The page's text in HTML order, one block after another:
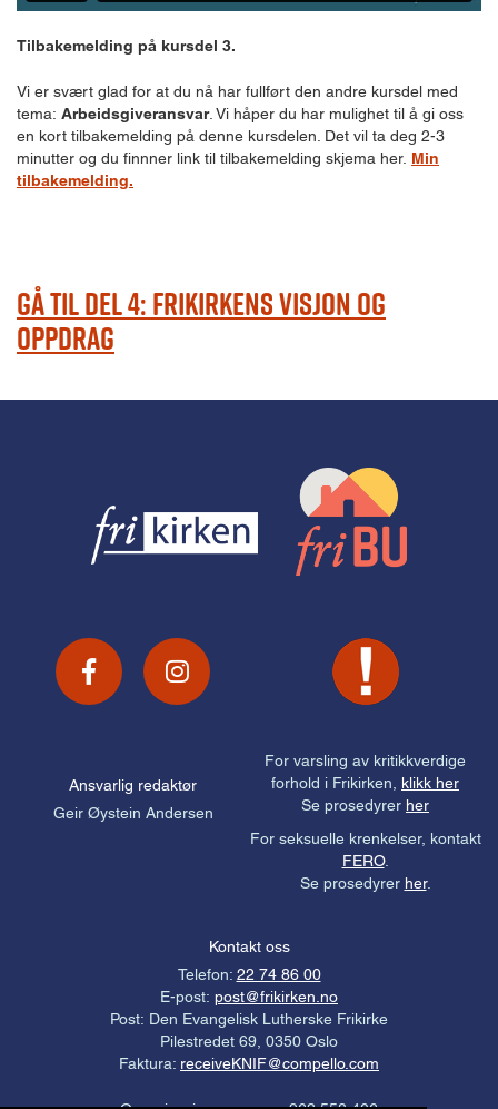
Tilbakemelding på kursdel 3.
Vi er svært glad for at du nå har fullført den andre kursdel med
tema: Arbeidsgiveransvar. Vi håper du har mulighet til å gi oss
en kort tilbakemelding på denne kursdelen. Det vil ta deg 2-3
minutter og du finnner link til tilbakemelding skjema her. Min
tilbakemelding.
Gå til Del 4: Frikirkens visjon og
oppdrag
Kontakt oss
Telefon: 22 74 86 00
E-post: post@frikirken.no
Post: Den Evangelisk Lutherske Frikirke
Pilestredet 69, 0350 Oslo
Faktura: receiveKNIF@compello.com
Ansvarlig redaktør
Geir Øystein Andersen
For varsling av kritikkverdige
forhold i Frikirken, klikk her
Se prosedyrer her
For seksuelle krenkelser, kontakt
FERO.
Se prosedyrer her.